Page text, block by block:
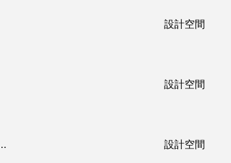
設計空間
設計空間
設計空間